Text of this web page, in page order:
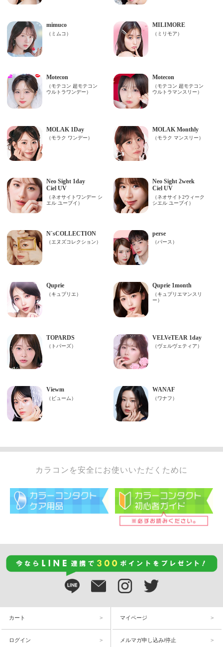
カラコンを安全にお使いいただくために
カート マイページ
ログイン メルマガ申し込み/停止